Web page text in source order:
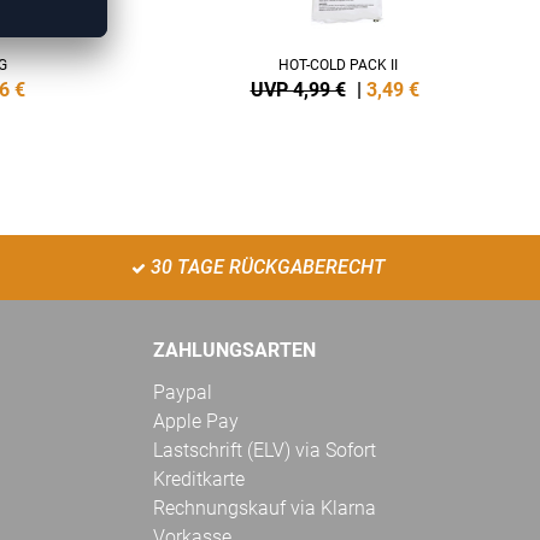
€
HOT-COLD PACK II
UVP 4,99 € | 3,49 €
30 TAGE RÜCKGABERECHT
ZAHLUNGSARTEN
Paypal
Apple Pay
Lastschrift (ELV) via Sofort
Kreditkarte
Rechnungskauf via Klarna